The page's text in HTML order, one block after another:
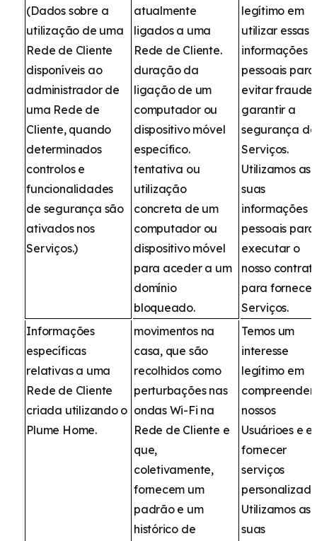
(Dados sobre a
utilização de uma
Rede de Cliente
disponíveis ao
administrador de
uma Rede de
Cliente, quando
determinados
controlos e
funcionalidades
de segurança são
ativados nos
Serviços.)
atualmente
ligados a uma
Rede de Cliente.
duração da
ligação de um
computador ou
dispositivo móvel
específico.
tentativa ou
utilização
concreta de um
computador ou
dispositivo móvel
para aceder a um
domínio
bloqueado.
legítimo em
utilizar essas
informações
pessoais para
evitar
garantir a
segurança
Serviços.
Utilizamos as
suas
informações
pessoais para
executar o
nosso
para fornecer
Serviços.
Informações
específicas
relativas a uma
Rede de Cliente
criada utilizando o
Plume Home.
movimentos na
casa, que são
recolhidos como
perturbações nas
ondas Wi-Fi na
Rede de Cliente e
que,
coletivamente,
fornecem um
padrão e um
histórico de
Temos um
interesse
legítimo em
compreender
nossos
Usuárioes e
fornecer
serviços
Utilizamos as
suas